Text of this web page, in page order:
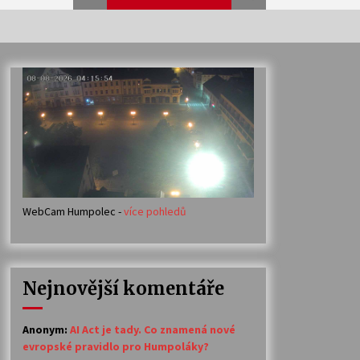
Veselí muzikanti
30. 7. 2026
Votavžatský ploty
23. 7. 2026
14. 7. 2026
30. 6. 2026
WebCam Humpolec -více pohledů
Nejnovější komentáře
Anonym: AI Act je tady. Co znamená nové
evropské pravidlo pro Humpoláky?